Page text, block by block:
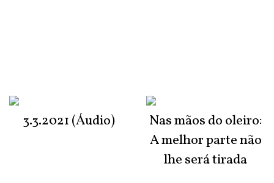
3.3.2021 (Áudio)
Nas mãos do oleiro:
A melhor parte não
lhe será tirada